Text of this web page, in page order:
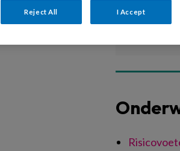
Toon
Reject All I Accept